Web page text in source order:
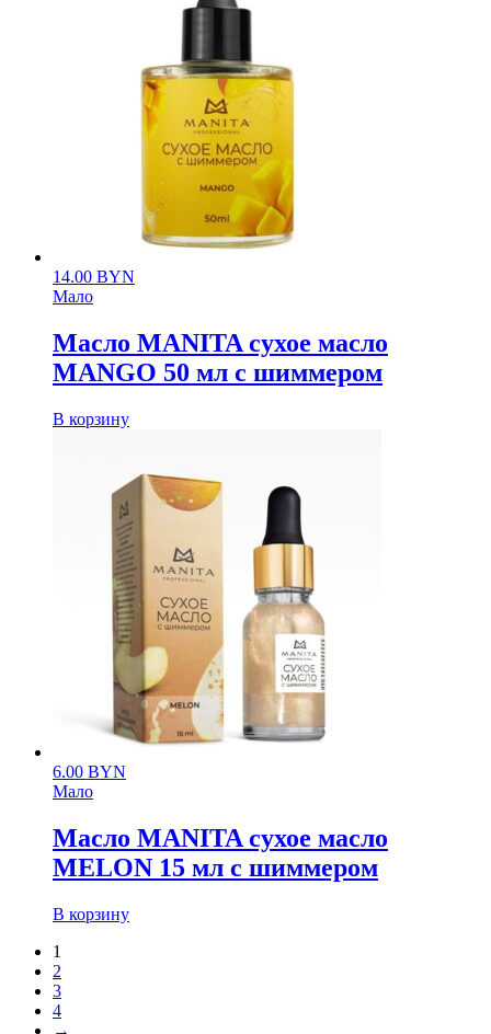
14.00 BYN
Мало
Масло MANITA сухое масло
MANGO 50 мл с шиммером
В корзину
6.00 BYN
Мало
Масло MANITA сухое масло
MELON 15 мл с шиммером
В корзину
1
2
3
4
→